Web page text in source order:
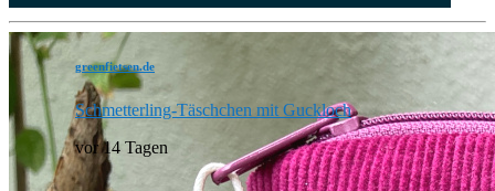
greenfietsen.de
Schmetterling-Täschchen mit Guckloch
vor 14 Tagen